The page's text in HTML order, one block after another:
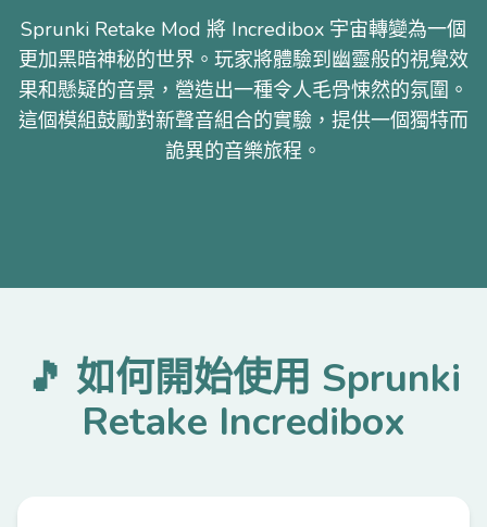
Sprunki Retake Mod 將 Incredibox 宇宙轉變為一個
更加黑暗神秘的世界。玩家將體驗到幽靈般的視覺效
果和懸疑的音景，營造出一種令人毛骨悚然的氛圍。
這個模組鼓勵對新聲音組合的實驗，提供一個獨特而
詭異的音樂旅程。
🎵 如何開始使用 Sprunki
Retake Incredibox